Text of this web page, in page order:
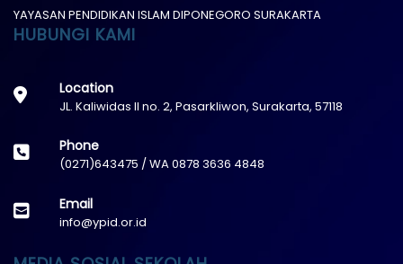
YAYASAN PENDIDIKAN ISLAM DIPONEGORO SURAKARTA
HUBUNGI KAMI
Location
JL. Kaliwidas II no. 2, Pasarkliwon, Surakarta, 57118
Phone
(0271)643475 / WA 0878 3636 4848
Email
info@ypid.or.id